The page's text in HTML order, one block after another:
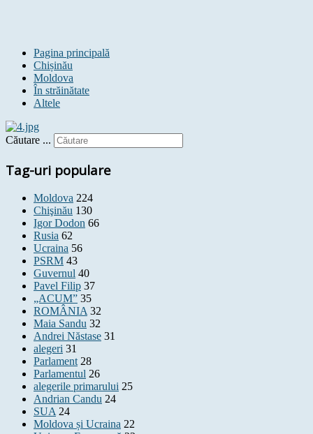
Pagina principală
Chișinău
Moldova
În străinătate
Altele
Căutare ...
Tag-uri populare
Moldova 224
Chişinău 130
Igor Dodon 66
Rusia 62
Ucraina 56
PSRM 43
Guvernul 40
Pavel Filip 37
„ACUM” 35
ROMÂNIA 32
Maia Sandu 32
Andrei Năstase 31
alegeri 31
Parlament 28
Parlamentul 26
alegerile primarului 25
Andrian Candu 24
SUA 24
Moldova și Ucraina 22